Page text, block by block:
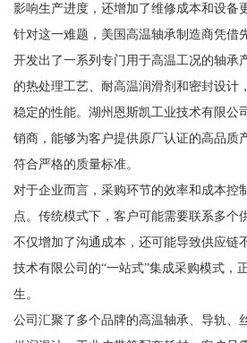
影响生产进度，还增加了维修成本和设备
针对这一难题，美国高温轴承制造商凭借
开发出了一系列专门用于高温工况的轴承
的热处理工艺、耐高温润滑剂和密封设计
稳定的性能。湖州恩斯凯工业技术有限公
销商，能够为客户提供原厂认证的高品质
符合严格的质量标准。
对于企业而言，采购环节的效率和成本控
点。传统模式下，客户可能需要联系多个
不仅增加了沟通成本，还可能导致供应链
技术有限公司的“一站式”集成采购模式，
生。
公司汇聚了多个品牌的高温轴承、导轨、